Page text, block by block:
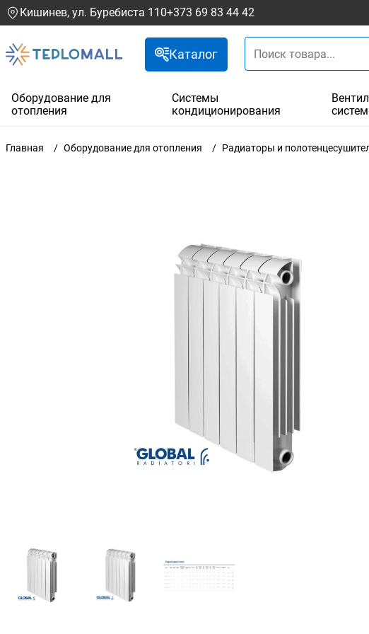
Кишинев, ул. Буребиста 110+373 69 83 44 42
Каталог
Оборудование для
отопления
Системы
кондиционирования
Главная Оборудование для отопления Радиаторы и